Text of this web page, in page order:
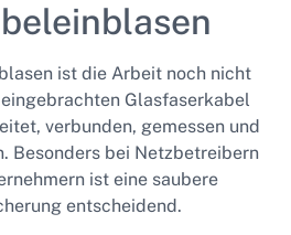
ist die Arbeit noch nicht
Glasfaserkabel
verbunden, gemessen und
Besonders bei Netzbetreibern
ist eine saubere
entscheidend.